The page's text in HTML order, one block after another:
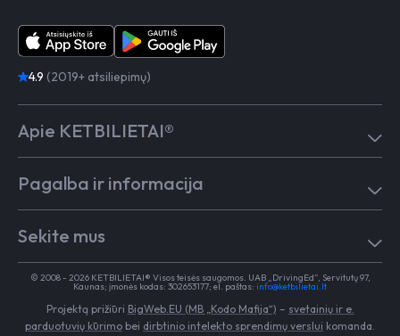
4.9 (2019+ atsiliepimų)
Apie KETBILIETAI®
Kaip mokytis
Testai
Test in English
Kontaktai
Vairavimo mokykloms
Apie KETBILIETAI®
Pagalba ir informacija
Dažniausiai užduodami klausimai
Egzaminai Regitroje
Medicininė pažyma
Naujienos
Sekite mus
TikTok
Facebook
Instagram
© 2008 - 2026 KETBILIETAI® Visos teisės saugomos. UAB „DrivingEd“, Servitutų 97,
Kaunas; įmonės kodas: 302653177; el. paštas: info@ketbilietai.lt
Projektą prižiūri BigWeb.EU (MB „Kodo Mafija“) – svetainių ir e.
parduotuvių kūrimo bei dirbtinio intelekto sprendimų verslui komanda.